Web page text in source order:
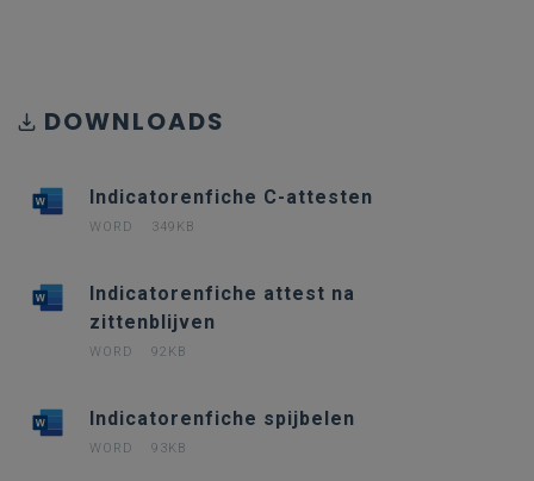
DOWNLOADS
Indicatorenfiche C-attesten
WORD 349KB
Indicatorenfiche attest na
zittenblijven
WORD 92KB
Indicatorenfiche spijbelen
WORD 93KB